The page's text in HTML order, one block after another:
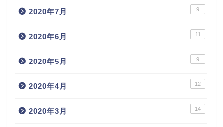
2020年7月 9
2020年6月 11
2020年5月 9
2020年4月 12
2020年3月 14